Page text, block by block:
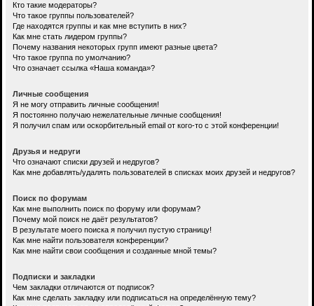
Кто такие модераторы?
Что такое группы пользователей?
Где находятся группы и как мне вступить в них?
Как мне стать лидером группы?
Почему названия некоторых групп имеют разные цвета?
Что такое группа по умолчанию?
Что означает ссылка «Наша команда»?
Личные сообщения
Я не могу отправить личные сообщения!
Я постоянно получаю нежелательные личные сообщения!
Я получил спам или оскорбительный email от кого-то с этой конференции!
Друзья и недруги
Что означают списки друзей и недругов?
Как мне добавлять/удалять пользователей в списках моих друзей и недругов?
Поиск по форумам
Как мне выполнить поиск по форуму или форумам?
Почему мой поиск не даёт результатов?
В результате моего поиска я получил пустую страницу!
Как мне найти пользователя конференции?
Как мне найти свои сообщения и созданные мной темы?
Подписки и закладки
Чем закладки отличаются от подписок?
Как мне сделать закладку или подписаться на определённую тему?